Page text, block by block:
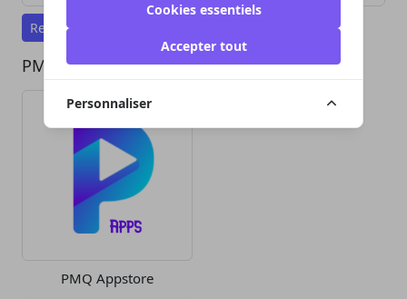
Recherche
PMQ Appstore
PMQ Appstore
Cookies essentiels
Accepter tout
Personnaliser